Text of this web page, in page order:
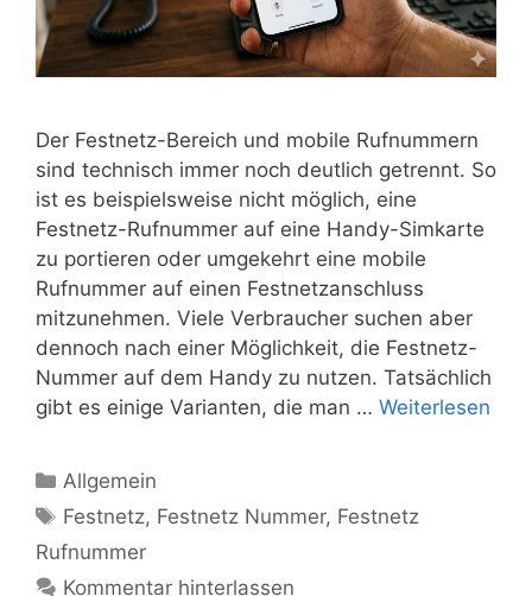
Der Festnetz-Bereich und mobile Rufnummern
sind technisch immer noch deutlich getrennt. So
ist es beispielsweise nicht möglich, eine
Festnetz-Rufnummer auf eine Handy-Simkarte
zu portieren oder umgekehrt eine mobile
Rufnummer auf einen Festnetzanschluss
mitzunehmen. Viele Verbraucher suchen aber
dennoch nach einer Möglichkeit, die Festnetz-
Nummer auf dem Handy zu nutzen. Tatsächlich
gibt es einige Varianten, die man … Weiterlesen
Kategorien
Allgemein
Schlagwörter
Festnetz, Festnetz Nummer, Festnetz
Rufnummer
Kommentar hinterlassen